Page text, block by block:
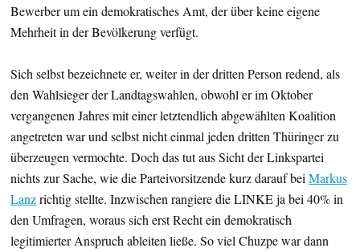
Bewerber um ein demokratisches Amt, der über keine eigene
Mehrheit in der Bevölkerung verfügt.
Sich selbst bezeichnete er, weiter in der dritten Person redend, als
den Wahlsieger der Landtagswahlen, obwohl er im Oktober
vergangenen Jahres mit einer letztendlich abgewählten Koalition
angetreten war und selbst nicht einmal jeden dritten Thüringer zu
überzeugen vermochte. Doch das tut aus Sicht der Linkspartei
nichts zur Sache, wie die Parteivorsitzende kurz darauf bei Markus
Lanzrichtig stellte. Inzwischen rangiere die LINKE ja bei 40% in
den Umfragen, woraus sich erst Recht ein demokratisch
legitimierter Anspruch ableiten ließe. So viel Chuzpe war dann